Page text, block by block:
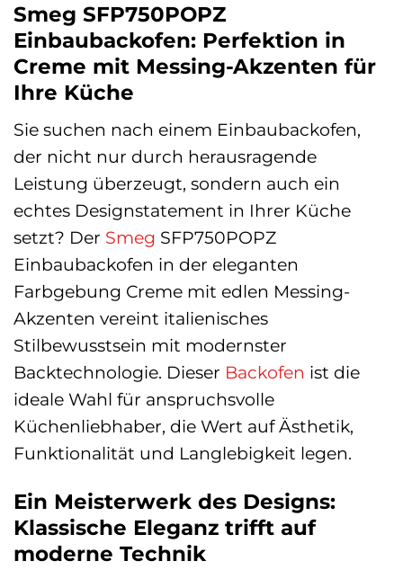
Smeg SFP750POPZ
Einbaubackofen: Perfektion in
Creme mit Messing-Akzenten für
Ihre Küche
Sie suchen nach einem Einbaubackofen,
der nicht nur durch herausragende
Leistung überzeugt, sondern auch ein
echtes Designstatement in Ihrer Küche
setzt? Der Smeg SFP750POPZ
Einbaubackofen in der eleganten
Farbgebung Creme mit edlen Messing-
Akzenten vereint italienisches
Stilbewusstsein mit modernster
Backtechnologie. Dieser Backofen ist die
ideale Wahl für anspruchsvolle
Küchenliebhaber, die Wert auf Ästhetik,
Funktionalität und Langlebigkeit legen.
Ein Meisterwerk des Designs:
Klassische Eleganz trifft auf
moderne Technik